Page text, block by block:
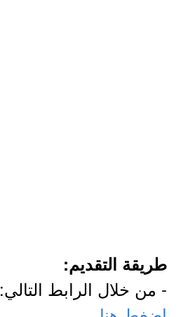
طريقة التقديم:
- من خلال الرابط التالي: